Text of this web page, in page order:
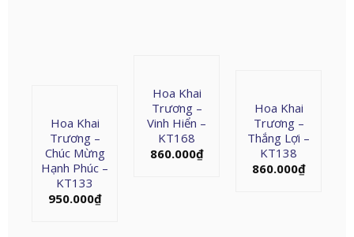
Hoa Khai
Trương –
Vinh Hiển –
KT168
860.000₫
Hoa Khai
Trương –
Thắng Lợi –
KT138
860.000₫
Hoa Khai
Trương –
Chúc Mừng
Hạnh Phúc –
KT133
950.000₫